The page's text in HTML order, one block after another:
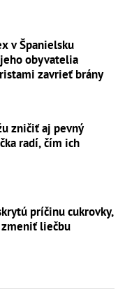
v Španielsku
obyvatelia
zavrieť brány
zničiť aj pevný
radí, čím ich
príčinu cukrovky,
liečbu